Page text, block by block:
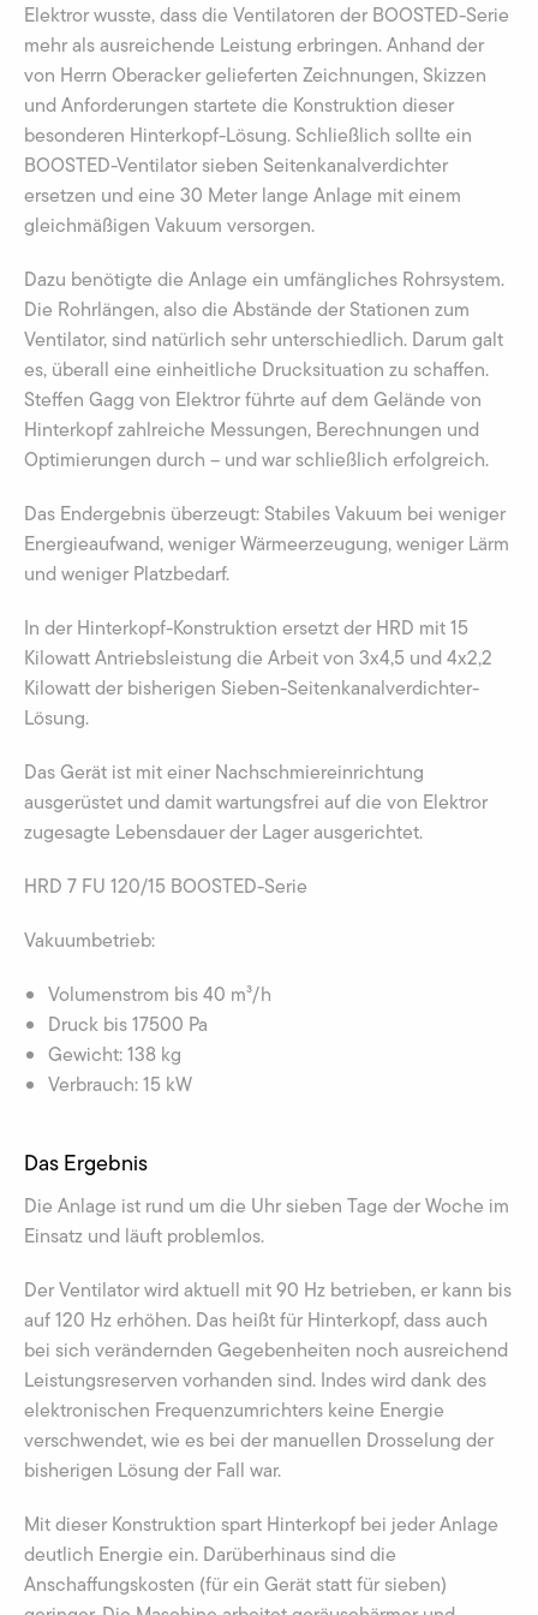
Elektror wusste, dass die Ventilatoren der BOOSTED-Serie
mehr als ausreichende Leistung erbringen. Anhand der
von Herrn Oberacker gelieferten Zeichnungen, Skizzen
und Anforderungen startete die Konstruktion dieser
besonderen Hinterkopf-Lösung. Schließlich sollte ein
BOOSTED-Ventilator sieben Seitenkanalverdichter
ersetzen und eine 30 Meter lange Anlage mit einem
gleichmäßigen Vakuum versorgen.
Dazu benötigte die Anlage ein umfängliches Rohrsystem.
Die Rohrlängen, also die Abstände der Stationen zum
Ventilator, sind natürlich sehr unterschiedlich. Darum galt
es, überall eine einheitliche Drucksituation zu schaffen.
Steffen Gagg von Elektror führte auf dem Gelände von
Hinterkopf zahlreiche Messungen, Berechnungen und
Optimierungen durch – und war schließlich erfolgreich.
Das Endergebnis überzeugt: Stabiles Vakuum bei weniger
Energieaufwand, weniger Wärmeerzeugung, weniger Lärm
und weniger Platzbedarf.
In der Hinterkopf-Konstruktion ersetzt der HRD mit 15
Kilowatt Antriebsleistung die Arbeit von 3x4,5 und 4x2,2
Kilowatt der bisherigen Sieben-Seitenkanalverdichter-
Lösung.
Das Gerät ist mit einer Nachschmiereinrichtung
ausgerüstet und damit wartungsfrei auf die von Elektror
zugesagte Lebensdauer der Lager ausgerichtet.
HRD 7 FU 120/15 BOOSTED-Serie
Vakuumbetrieb:
Volumenstrom bis 40 m³/h
Druck bis 17500 Pa
Gewicht: 138 kg
Verbrauch: 15 kW
Das Ergebnis
Die Anlage ist rund um die Uhr sieben Tage der Woche im
Einsatz und läuft problemlos.
Der Ventilator wird aktuell mit 90 Hz betrieben, er kann bis
auf 120 Hz erhöhen. Das heißt für Hinterkopf, dass auch
bei sich verändernden Gegebenheiten noch ausreichend
Leistungsreserven vorhanden sind. Indes wird dank des
elektronischen Frequenzumrichters keine Energie
verschwendet, wie es bei der manuellen Drosselung der
bisherigen Lösung der Fall war.
Mit dieser Konstruktion spart Hinterkopf bei jeder Anlage
deutlich Energie ein. Darüberhinaus sind die
Anschaffungskosten (für ein Gerät statt für sieben)